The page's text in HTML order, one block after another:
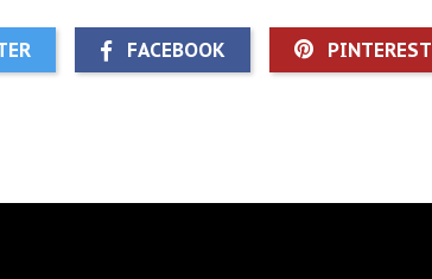
FACEBOOK PINTEREST